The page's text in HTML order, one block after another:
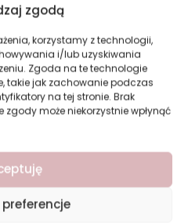
zgodą
korzystamy z technologii,
i/lub uzyskiwania
Zgoda na te technologie
takie jak zachowanie podczas
na tej stronie. Brak
może niekorzystnie wpłynąć